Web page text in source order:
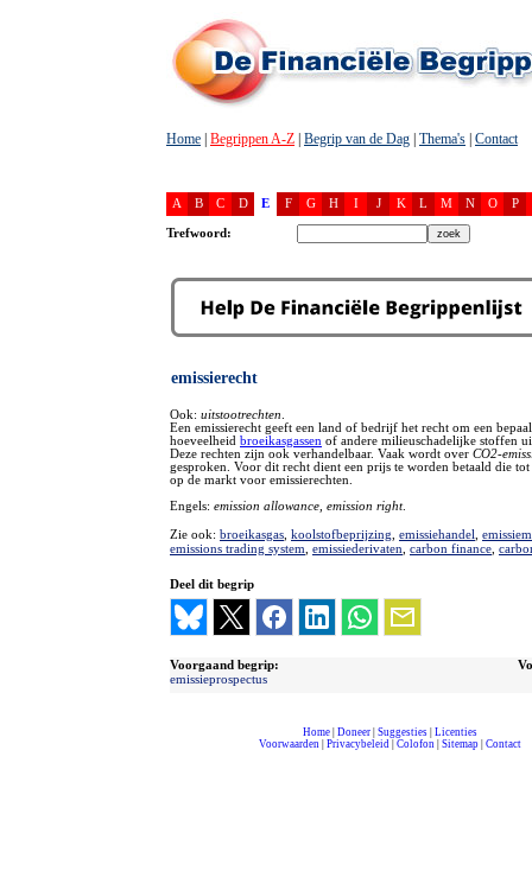
Home Begrippen A-Z Begrip van de Dag Thema's Contact
A B C D E F G H I J K L M N O P
Trefwoord:
emissierecht
Ook: uitstootrechten
Een emissierecht geeft een land of bedrijf het recht om een
hoeveelheid broeikasgassen of andere milieuschadelijke stoffen
Deze rechten zijn ook verhandelbaar. Vaak wordt over CO2-
gesproken. Voor dit recht dient een prijs te worden betaald die
op de markt voor emissierechten.
Engels: emission allowance, emission right.
Zie ook: broeikasgas koolstofbeprijzing emissiehandel
emissions trading system emissiederivaten carbon finance
Deel dit begrip
Voorgaand begrip:
emissieprospectus
Home| Doneer| Suggesties| Licenties
Voorwaarden| Privacybeleid| Colofon| Sitemap| Contact